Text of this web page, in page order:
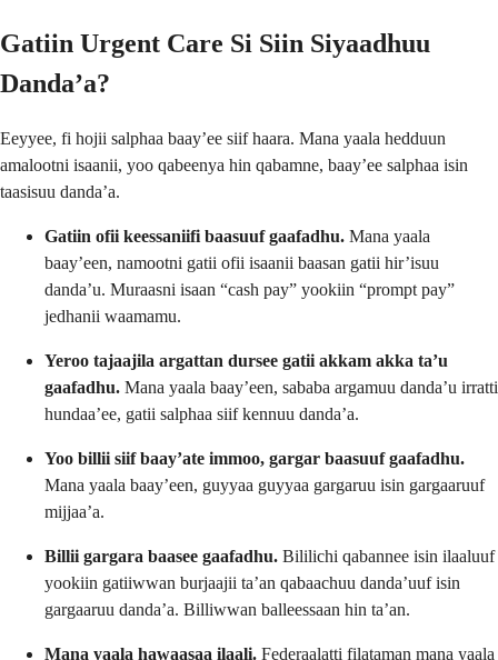
Gatiin Urgent Care Si Siin Siyaadhuu
Danda’a?
Eeyyee, fi hojii salphaa baay’ee siif haara. Mana yaala hedduun
amalootni isaanii, yoo qabeenya hin qabamne, baay’ee salphaa isin
taasisuu danda’a.
Gatiin ofii keessaniifi baasuuf gaafadhu. Mana yaala
baay’een, namootni gatii ofii isaanii baasan gatii hir’isuu
danda’u. Muraasni isaan “cash pay” yookiin “prompt pay”
jedhanii waamamu.
Yeroo tajaajila argattan dursee gatii akkam akka ta’u
gaafadhu. Mana yaala baay’een, sababa argamuu danda’u irratti
hundaa’ee, gatii salphaa siif kennuu danda’a.
Yoo billii siif baay’ate immoo, gargar baasuuf gaafadhu.
Mana yaala baay’een, guyyaa guyyaa gargaruu isin gargaaruuf
mijjaa’a.
Billii gargara baasee gaafadhu. Bililichi qabannee isin ilaaluuf
yookiin gatiiwwan burjaajii ta’an qabaachuu danda’uuf isin
gargaaruu danda’a. Billiwwan balleessaan hin ta’an.
Mana yaala hawaasaa ilaali. Federaalatti filataman mana yaala